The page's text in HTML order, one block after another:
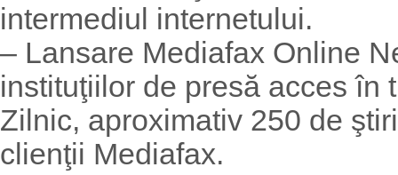
intermediul internetului.
– Lansare Mediafax Online
instituţiilor de presă acces în
Zilnic, aproximativ 250 de
clienţii Mediafax.